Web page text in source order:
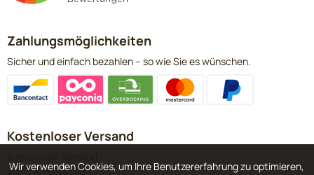
Zahlungsmöglichkeiten
Sicher und einfach bezahlen – so wie Sie es wünschen.
Kostenloser Versand
ab 40 € in Belgien
Wir verwenden Cookies, um Ihre Benutzererfahrung zu optimieren,